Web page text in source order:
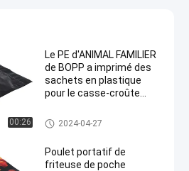
00:26
Le PE d'ANIMAL FAMILIER
de BOPP a imprimé des
sachets en plastique
pour le casse-croûte
alimentaire rescellable
sac d'emballage souple
2024-04-27
Poulet portatif de
friteuse de poche